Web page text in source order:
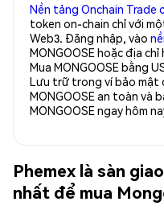
Nền tảng Onchain Trade
token on-chain chỉ với
Web3. Đăng nhập, vào
MONGOOSE hoặc địa
Mua MONGOOSE bằng
Lưu trữ trong ví bảo mật
MONGOOSE an toàn và
MONGOOSE ngay hôm
Phemex là sàn
nhất để mua